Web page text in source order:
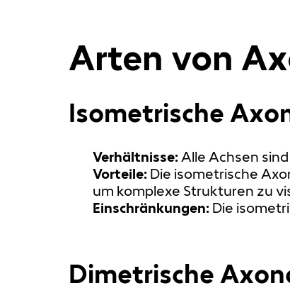
Arten von
Isometrische
Verhältnisse:Alle Achsen
Vorteile:Die isometrische
um komplexe Strukturen zu
Einschränkungen:Die
Dimetrische